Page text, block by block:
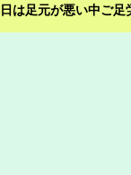
足元が悪い中ご足